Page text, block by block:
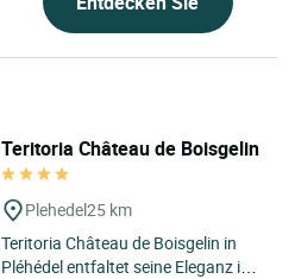
Teritoria Château de Boisgelin
Plehedel25 km
Teritoria Château de Boisgelin in
Pléhédel entfaltet seine Eleganz im